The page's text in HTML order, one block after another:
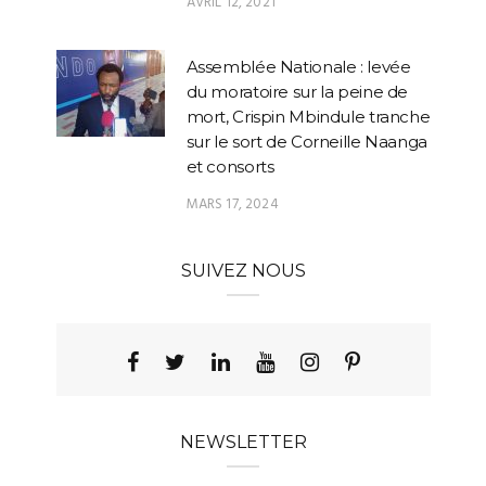
Assemblée Nationale : levée
du moratoire sur la peine de
mort, Crispin Mbindule tranche
sur le sort de Corneille Naanga
et consorts
MARS 17, 2024
SUIVEZ NOUS
NEWSLETTER